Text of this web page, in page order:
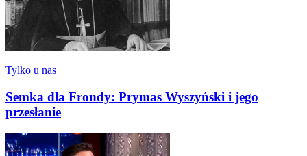
Tylko u nas
Semka dla Frondy: Prymas Wyszyński i jego
przesłanie